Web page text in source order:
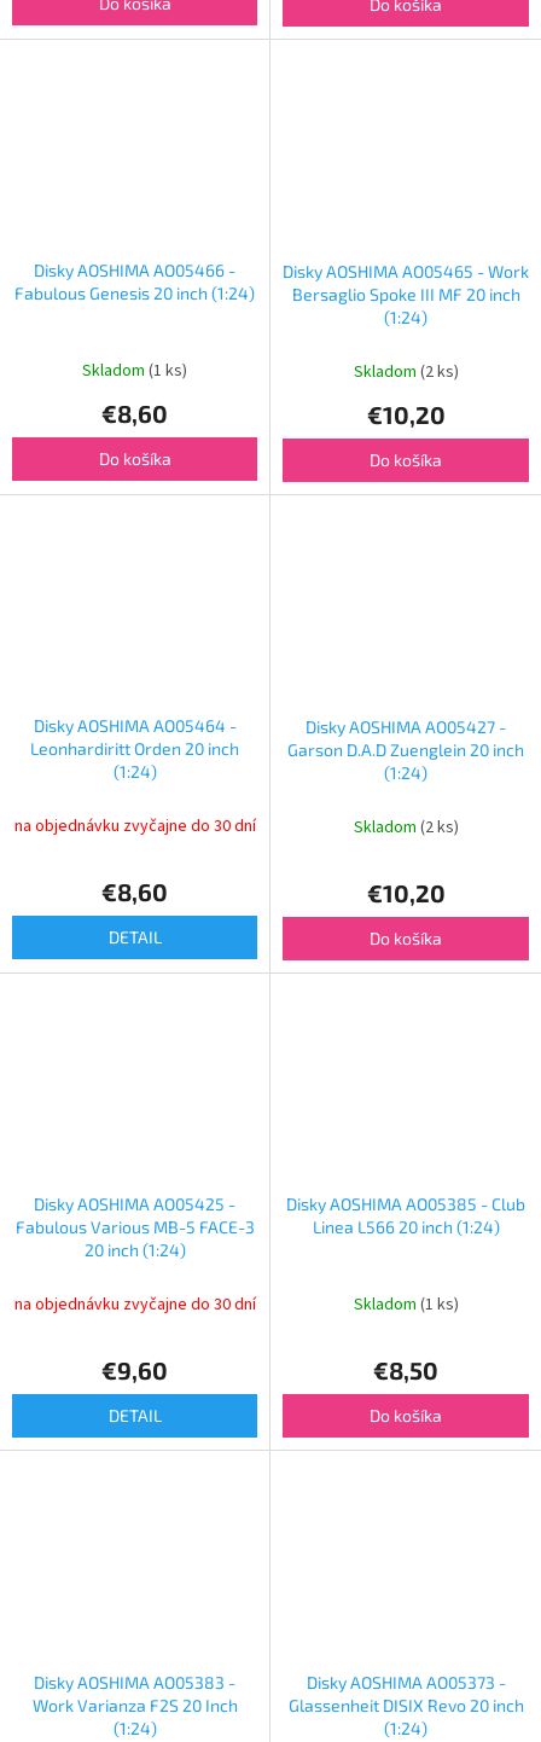
Disky AOSHIMA AO05466 -
Fabulous Genesis 20 inch (1:24)
Skladom (1 ks)
€8,60
Do košíka
Disky AOSHIMA AO05465 - Work
Bersaglio Spoke III MF 20 inch
(1:24)
Skladom (2 ks)
€10,20
Do košíka
Disky AOSHIMA AO05464 -
Leonhardiritt Orden 20 inch
(1:24)
na objednávku zvyčajne do 30 dní
€8,60
DETAIL
Disky AOSHIMA AO05427 -
Garson D.A.D Zuenglein 20 inch
(1:24)
Skladom (2 ks)
€10,20
Do košíka
Disky AOSHIMA AO05425 -
Fabulous Various MB-5 FACE-3
20 inch (1:24)
na objednávku zvyčajne do 30 dní
€9,60
DETAIL
Disky AOSHIMA AO05385 - Club
Linea L566 20 inch (1:24)
Skladom (1 ks)
€8,50
Do košíka
Disky AOSHIMA AO05383 -
Work Varianza F2S 20 Inch
(1:24)
Disky AOSHIMA AO05373 -
Glassenheit DISIX Revo 20 inch
(1:24)